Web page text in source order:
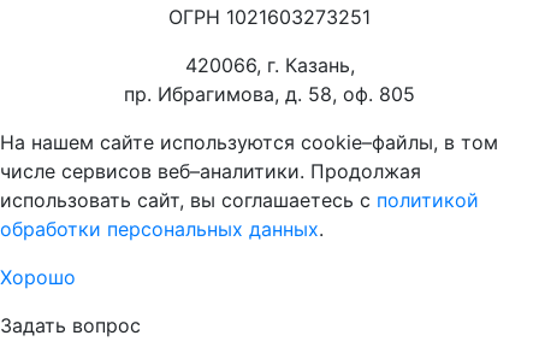
ОГРН 1021603273251
420066, г. Казань,
пр. Ибрагимова, д. 58, оф. 805
На нашем сайте используются cookie–файлы, в том
числе сервисов веб–аналитики. Продолжая
использовать сайт, вы соглашаетесь с политикой
обработки персональных данных.
Хорошо
Задать вопрос